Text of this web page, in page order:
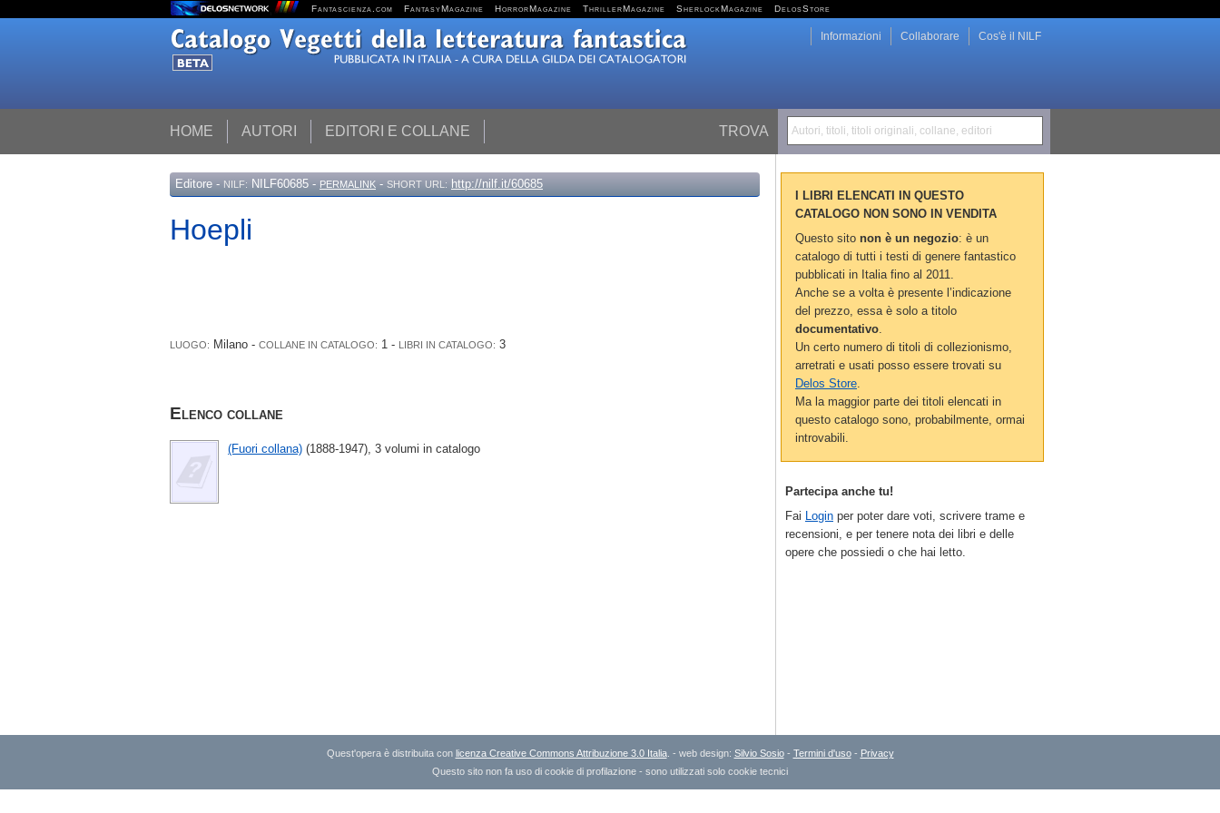
Fantascienza.com FantasyMagazine HorrorMagazine ThrillerMagazine SherlockMagazine DelosStore
TROVA Autori, titoli, titoli originali, collane, editori
HOME AUTORI EDITORI E COLLANE
Cos'è il NILF
Collaborare
Informazioni
Editore - NILF: NILF60685 - PERMALINK - SHORT URL: http://nilf.it/60685
Hoepli
LUOGO: Milano - COLLANE IN CATALOGO: 1 - LIBRI IN CATALOGO: 3
Elenco collane
(Fuori collana) (1888-1947), 3 volumi in catalogo
I LIBRI ELENCATI IN QUESTO
CATALOGO NON SONO IN VENDITA
Questo sito non è un negozio: è un
catalogo di tutti i testi di genere fantastico
pubblicati in Italia fino al 2011.
Anche se a volta è presente l’indicazione
del prezzo, essa è solo a titolo
documentativo
Un certo numero di titoli di collezionismo,
arretrati e usati posso essere trovati su
Delos Store
Ma la maggior parte dei titoli elencati in
questo catalogo sono, probabilmente, ormai
introvabili.
Partecipa anche tu!
Fai Login per poter dare voti, scrivere trame e
recensioni, e per tenere nota dei libri e delle
opere che possiedi o che hai letto.
Quest'opera è distribuita con licenza Creative Commons Attribuzione 3.0 Italia. - web design: Silvio Sosio- Termini d'uso- Privacy
Questo sito non fa uso di cookie di profilazione - sono utilizzati solo cookie tecnici